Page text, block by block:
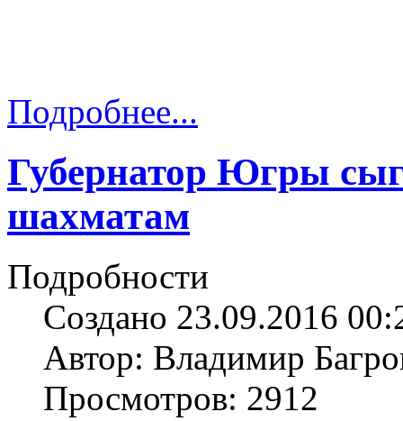
Подробнее...
Губернатор Югры
шахматам
Подробности
Создано 23.09.2016
Автор: Владимир
Просмотров: 2912